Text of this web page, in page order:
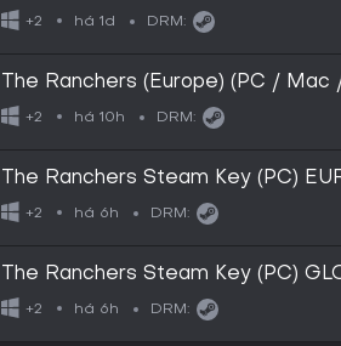
+2 há 1d DRM:
The Ranchers (Europe) (PC /
Digital Key
+2 há 10h DRM:
The Ranchers Steam Key (PC)
+2 há 6h DRM:
The Ranchers Steam Key (PC)
+2 há 6h DRM: